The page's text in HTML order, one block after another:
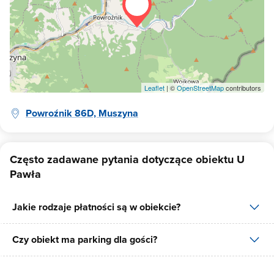
koniecznie muszą Państwo odwiedzić.
Leaflet | ©OpenStreetMapcontributors
Powroźnik 86D, Muszyna
Często zadawane pytania dotyczące obiektu U
Pawła
Jakie rodzaje płatności są w obiekcie?
W obiekcie dostępne są następujące formy płatności: płatność
przelewem.
Czy obiekt ma parking dla gości?